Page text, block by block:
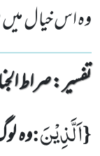
وہ اس خیال
تفسیر : ‎صراط الجنان
{اَلَّذِیْنَ:وہ